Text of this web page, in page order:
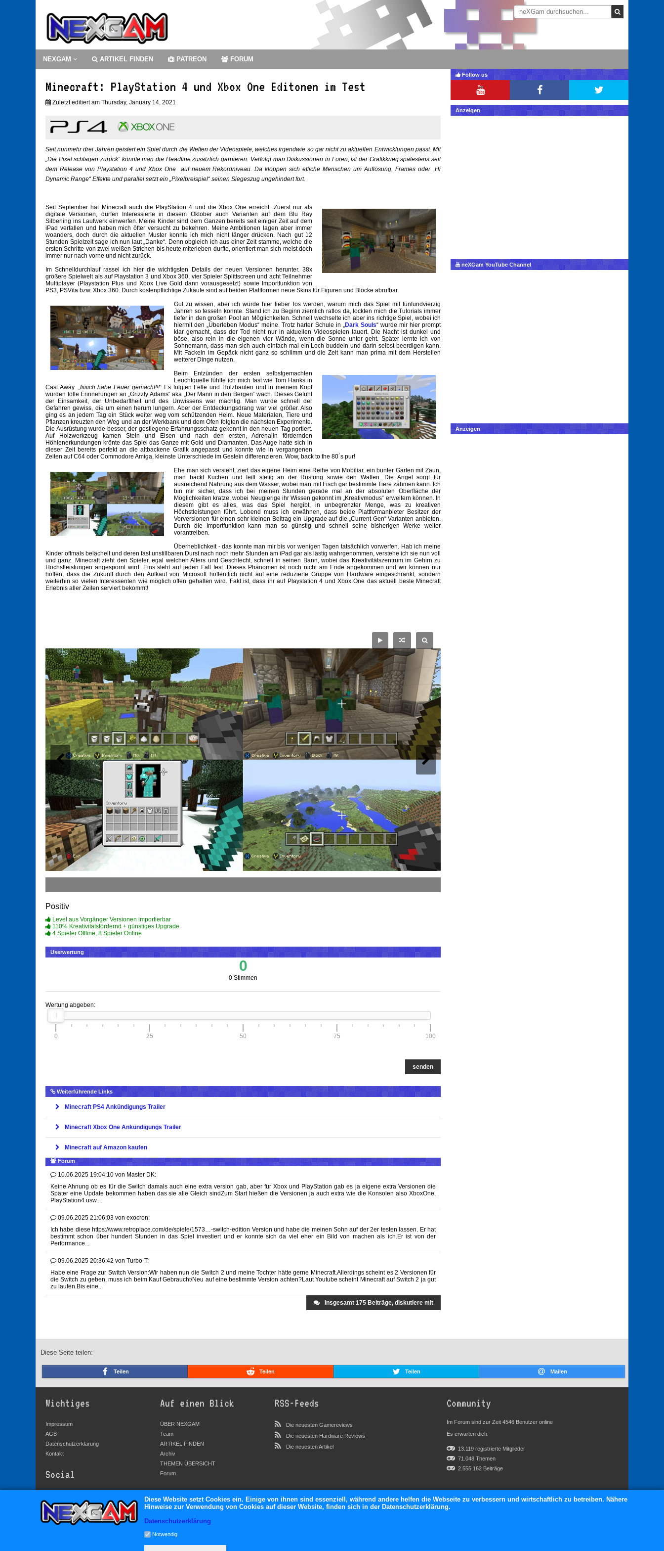
NEXGAM ARTIKEL FINDEN PATREON FORUM
Minecraft: PlayStation 4 und Xbox One Editonen im Test
Zuletzt editiert am Thursday, January 14, 2021
Seit nunmehr drei Jahren geistert ein Spiel durch die Welten der Videospiele, welches irgendwie so gar nicht zu aktuellen Entwicklungen passt. Mit
„Die Pixel schlagen zurück“ könnte man die Headline zusätzlich garnieren. Verfolgt man Diskussionen in Foren, ist der Grafikkrieg spätestens seit
dem Release von Playstation 4 und Xbox One auf neuem Rekordniveau. Da kloppen sich etliche Menschen um Auflösung, Frames oder „Hi
Dynamic Range“ Effekte und parallel setzt ein „Pixelbreispiel“ seinen Siegeszug ungehindert fort.
Seit September hat Minecraft auch die PlayStation 4 und die Xbox One erreicht. Zuerst nur als
digitale Versionen, dürfen Interessierte in diesem Oktober auch Varianten auf dem Blu Ray
Silberling ins Laufwerk einwerfen. Meine Kinder sind dem Ganzen bereits seit einiger Zeit auf dem
iPad verfallen und haben mich öfter versucht zu bekehren. Meine Ambitionen lagen aber immer
woanders, doch durch die aktuellen Muster konnte ich mich nicht länger drücken. Nach gut 12
Stunden Spielzeit sage ich nun laut „Danke“. Denn obgleich ich aus einer Zeit stamme, welche die
ersten Schritte von zwei weißen Strichen bis heute miterleben durfte, orientiert man sich meist doch
immer nur nach vorne und nicht zurück.
Im Schnelldurchlauf rassel ich hier die wichtigsten Details der neuen Versionen herunter. 38x
größere Spielwelt als auf Playstation 3 und Xbox 360, vier Spieler Splittscreen und acht Teilnehmer
Multiplayer (Playstation Plus und Xbox Live Gold dann vorausgesetzt) sowie Importfunktion von
PS3, PSVita bzw. Xbox 360. Durch kostenpflichtige Zukäufe sind auf beiden Plattformen neue Skins für Figuren und Blöcke abrufbar.
Gut zu wissen, aber ich würde hier lieber los werden, warum mich das Spiel mit fünfundvierzig
Jahren so fesseln konnte. Stand ich zu Beginn ziemlich ratlos da, lockten mich die Tutorials immer
tiefer in den großen Pool an Möglichkeiten. Schnell wechselte ich aber ins richtige Spiel, wobei ich
hiermit den „Überleben Modus“ meine. Trotz harter Schule in „Dark Souls“ wurde mir hier prompt
klar gemacht, dass der Tod nicht nur in aktuellen Videospielen lauert. Die Nacht ist dunkel und
böse, also rein in die eigenen vier Wände, wenn die Sonne unter geht. Später lernte ich von
Sohnemann, dass man sich auch einfach mal ein Loch buddeln und darin selbst beerdigen kann.
Mit Fackeln im Gepäck nicht ganz so schlimm und die Zeit kann man prima mit dem Herstellen
weiterer Dinge nutzen.
Beim Entzünden der ersten selbstgemachten
Leuchtquelle fühlte ich mich fast wie Tom Hanks in
Cast Away. „Iiiiiich habe Feuer gemacht!!!“ Es folgten Felle und Holzbauten und in meinem Kopf
wurden tolle Erinnerungen an „Grizzly Adams“ aka „Der Mann in den Bergen“ wach. Dieses Gefühl
der Einsamkeit, der Unbedarftheit und des Unwissens war mächtig. Man wurde schnell der
Gefahren gewiss, die um einen herum lungern. Aber der Entdeckungsdrang war viel größer. Also
ging es an jedem Tag ein Stück weiter weg vom schützenden Heim. Neue Materialen, Tiere und
Pflanzen kreuzten den Weg und an der Werkbank und dem Ofen folgten die nächsten Experimente.
Die Ausrüstung wurde besser, der gestiegene Erfahrungsschatz gekonnt in den neuen Tag portiert.
Auf Holzwerkzeug kamen Stein und Eisen und nach den ersten, Adrenalin fördernden
Höhlenerkundungen krönte das Spiel das Ganze mit Gold und Diamanten. Das Auge hatte sich in
dieser Zeit bereits perfekt an die altbackene Grafik angepasst und konnte wie in vergangenen
Zeiten auf C64 oder Commodore Amiga, kleinste Unterschiede im Gestein differenzieren. Wow, back to the 80´s pur!
Ehe man sich versieht, ziert das eigene Heim eine Reihe von Mobiliar, ein bunter Garten mit Zaun,
man backt Kuchen und feilt stetig an der Rüstung sowie den Waffen. Die Angel sorgt für
ausreichend Nahrung aus dem Wasser, wobei man mit Fisch gar bestimmte Tiere zähmen kann. Ich
bin mir sicher, dass ich bei meinen Stunden gerade mal an der absoluten Oberfläche der
Möglichkeiten kratze, wobei Neugierige ihr Wissen gekonnt im „Kreativmodus“ erweitern können. In
diesem gibt es alles, was das Spiel hergibt, in unbegrenzter Menge, was zu kreativen
Höchstleistungen führt. Lobend muss ich erwähnen, dass beide Plattformanbieter Besitzer der
Vorversionen für einen sehr kleinen Beitrag ein Upgrade auf die „Current Gen“ Varianten anbieten.
Durch die Importfunktion kann man so günstig und schnell seine bisherigen Werke weiter
vorantreiben.
Überheblichkeit - das konnte man mir bis vor wenigen Tagen tatsächlich vorwerfen. Hab ich meine
Kinder oftmals belächelt und deren fast unstillbaren Durst nach noch mehr Stunden am iPad gar als lästig wahrgenommen, verstehe ich sie nun voll
und ganz. Minecraft zieht den Spieler, egal welchen Alters und Geschlecht, schnell in seinen Bann, wobei das Kreativitätszentrum im Gehirn zu
Höchstleistungen angespornt wird. Eins steht auf jeden Fall fest. Dieses Phänomen ist noch nicht am Ende angekommen und wir können nur
hoffen, dass die Zukunft durch den Aufkauf von Microsoft hoffentlich nicht auf eine reduzierte Gruppe von Hardware eingeschränkt, sondern
weiterhin so vielen Interessenten wie möglich offen gehalten wird. Fakt ist, dass ihr auf Playstation 4 und Xbox One das aktuell beste Minecraft
Erlebnis aller Zeiten serviert bekommt!
Positiv
Level aus Vorgänger Versionen importierbar
110% Kreativitätsfördernd + günstiges Upgrade
4 Spieler Offline, 8 Spieler Online
Userwertung
0
0 Stimmen
Wertung abgeben:
0 25 50 75 100
senden
Weiterführende Links
Minecraft PS4 Ankündigungs Trailer
Minecraft Xbox One Ankündigungs Trailer
Minecraft auf Amazon kaufen
Forum
10.06.2025 19:04:10 von Master DK:
Keine Ahnung ob es für die Switch damals auch eine extra version gab, aber für Xbox und PlayStation gab es ja eigene extra Versionen die
Später eine Update bekommen haben das sie alle Gleich sindZum Start hießen die Versionen ja auch extra wie die Konsolen also XboxOne,
PlayStation4 usw....
09.06.2025 21:06:03 von exocron:
Ich habe diese https://www.retroplace.com/de/spiele/1573…-switch-edition Version und habe die meinen Sohn auf der 2er testen lassen. Er hat
bestimmt schon über hundert Stunden in das Spiel investiert und er konnte sich da viel eher ein Bild von machen als ich.Er ist von der
Performance...
09.06.2025 20:36:42 von Turbo-T:
Habe eine Frage zur Switch Version:Wir haben nun die Switch 2 und meine Tochter hätte gerne Minecraft.Allerdings scheint es 2 Versionen für
die Switch zu geben, muss ich beim Kauf Gebraucht/Neu auf eine bestimmte Version achten?Laut Youtube scheint Minecraft auf Switch 2 ja gut
zu laufen.Bis eine...
Insgesamt 175 Beiträge, diskutiere mit
Follow us
Anzeigen
neXGam YouTube Channel
Anzeigen
Diese Seite teilen:
Teilen Teilen Teilen Mailen
Wichtiges
Impressum
AGB
Datenschutzerklärung
Kontakt
Social
Facebook
Twitter
Auf einen Blick
ÜBER NEXGAM
Team
ARTIKEL FINDEN
Archiv
THEMEN ÜBERSICHT
Forum
RSS-Feeds
Die neuesten Gamereviews
Die neuesten Hardware Reviews
Die neuesten Artikel
Community
Im Forum sind zur Zeit 4546 Benutzer online
Es erwarten dich:
13.119 registrierte Mitglieder
71.048 Themen
2.555.162 Beiträge
Diese Website setzt Cookies ein. Einige von ihnen sind essenziell, während andere helfen die Webseite zu verbessern und wirtschaftlich zu betreiben. Nähere
Hinweise zur Verwendung von Cookies auf dieser Website, finden sich in der Datenschutzerklärung.
Datenschutzerklärung
Notwendig